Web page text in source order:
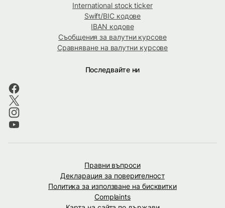
International stock ticker
Swift/BIC кодове
IBAN кодове
Съобщения за валутни курсове
Сравняване на валутни курсове
Последвайте ни
Правни въпроси
Декларация за поверителност
Политика за използване на бисквитки
Complaints